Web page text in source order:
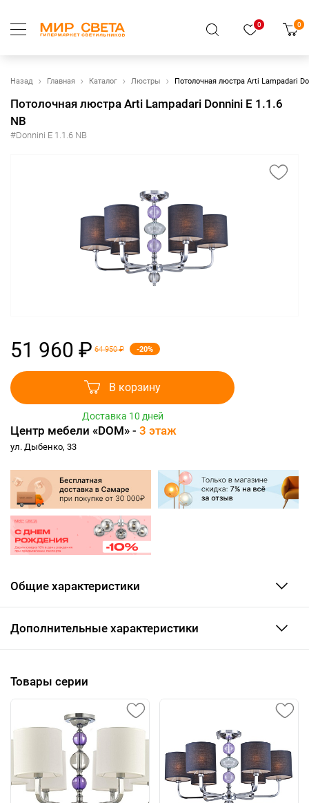
0 0
Назад Главная Каталог Люстры Потолочная люстра Arti Lampadari
Потолочная люстра Arti Lampadari Donnini E 1.1.6
NB
#Donnini E 1.1.6 NB
51 960 ₽ 64 950 ₽ -20%
В корзину
Доставка 10 дней
Центр мебели «DOM» - 3 этаж
ул. Дыбенко, 33
Общие характеристики
Дополнительные характеристики
Товары серии